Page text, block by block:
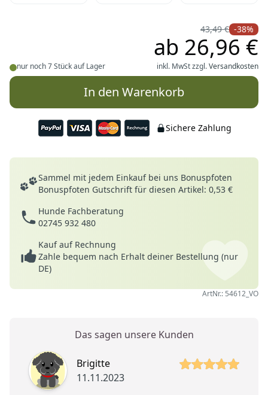
nur noch 7 Stück auf Lager
43,49 € -38%
ab 26,96 €
inkl. MwSt zzgl.Versandkosten
In den Warenkorb
Sichere Zahlung
Deine Vorteile
Sammel mit jedem Einkauf bei uns Bonuspfoten
Bonuspfoten Gutschrift für diesen Artikel: 0,53 €
Hunde Fachberatung
02745 932 480
Kauf auf Rechnung
Zahle bequem nach Erhalt deiner Bestellung (nur
DE)
ArtNr.: 54612_VO
Das sagen unsere Kunden
Brigitte
11.11.2023
5 von 5 Sterne